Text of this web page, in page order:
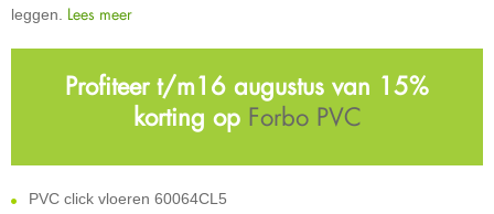
leggen. Lees meer
Profiteer t/m16 augustus van 15%
korting op Forbo PVC
PVC click vloeren 60064CL5